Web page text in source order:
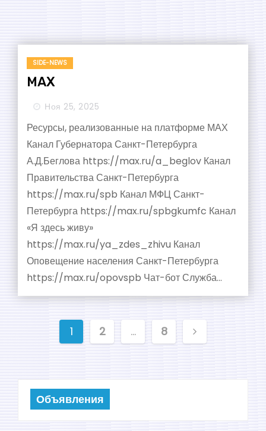
SIDE-NEWS
МАХ
Ноя 25, 2025
Ресурсы, реализованные на платформе МАХ
Канал Губернатора Санкт-Петербурга
А.Д.Беглова https://max.ru/a_beglov Канал
Правительства Санкт-Петербурга
https://max.ru/spb Канал МФЦ Санкт-
Петербурга https://max.ru/spbgkumfc Канал
«Я здесь живу»
https://max.ru/ya_zdes_zhivu Канал
Оповещение населения Санкт-Петербурга
https://max.ru/opovspb Чат-бот Служба…
и
1 2 … 8
Объявления